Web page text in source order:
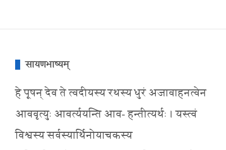
सायणभाष्यम्
हे पूषन् देव ते त्वदीयस्य रथस्य धुरं अजावाहनत्वेन
आववृत्युः आवर्त्ययन्ति आव- हन्तीत्यर्थः । यस्त्वं
विश्वस्य सर्वस्यार्थिनोयाचकस्य